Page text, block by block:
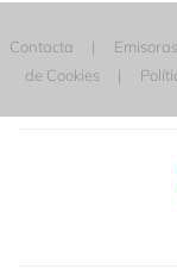
Contacta Emisoras
de Cookies